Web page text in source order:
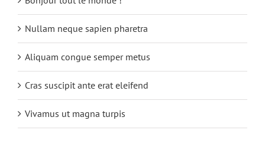
Nullam neque sapien pharetra
Aliquam congue semper metus
Cras suscipit ante erat eleifend
Vivamus ut magna turpis